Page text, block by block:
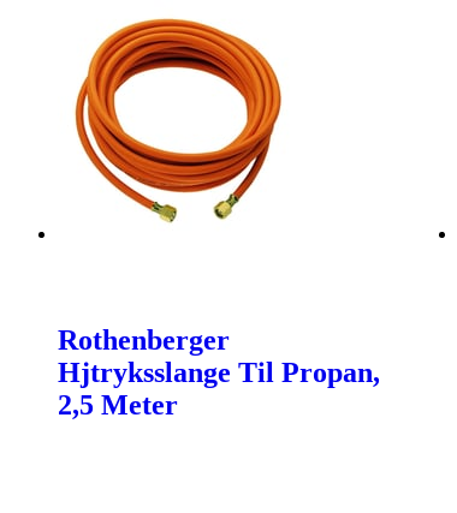
Rothenberger
Hjtryksslange Til Propan,
2,5 Meter